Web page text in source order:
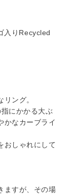
入りRecycled
ング。
にかかる大ぶ
かなカーブライ
おしゃれにして
ますが、その場